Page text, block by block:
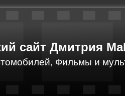
сайт Дмитрия
Фильмы и